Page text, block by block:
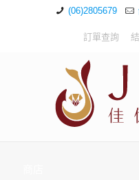
(06)2805679
訂單查詢